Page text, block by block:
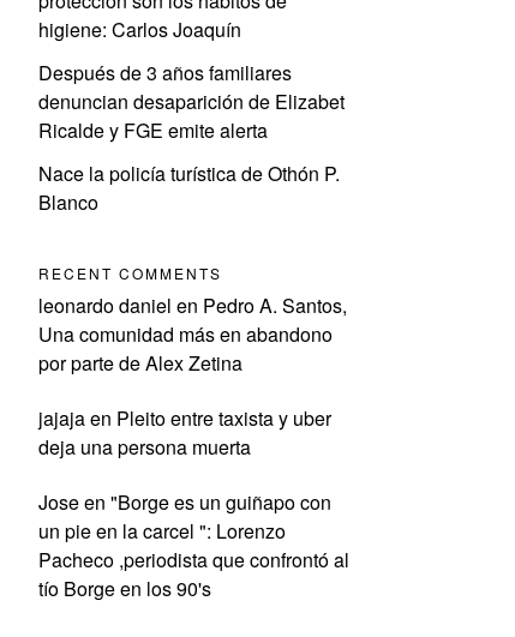
higiene: Carlos Joaquín
Después de 3 años familiares
denuncian desaparición de Elizabet
Ricalde y FGE emite alerta
Nace la policía turística de Othón P.
Blanco
RECENT COMMENTS
leonardo daniel en Pedro A. Santos,
Una comunidad más en abandono
por parte de Alex Zetina
jajajaen Pleito entre taxista y uber
deja una persona muerta
Joseen "Borge es un guiñapo con
un pie en la carcel ": Lorenzo
Pacheco ,periodista que confrontó al
tío Borge en los 90's